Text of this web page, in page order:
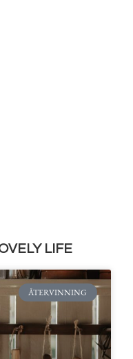
LIFE
ÅTERVINNING